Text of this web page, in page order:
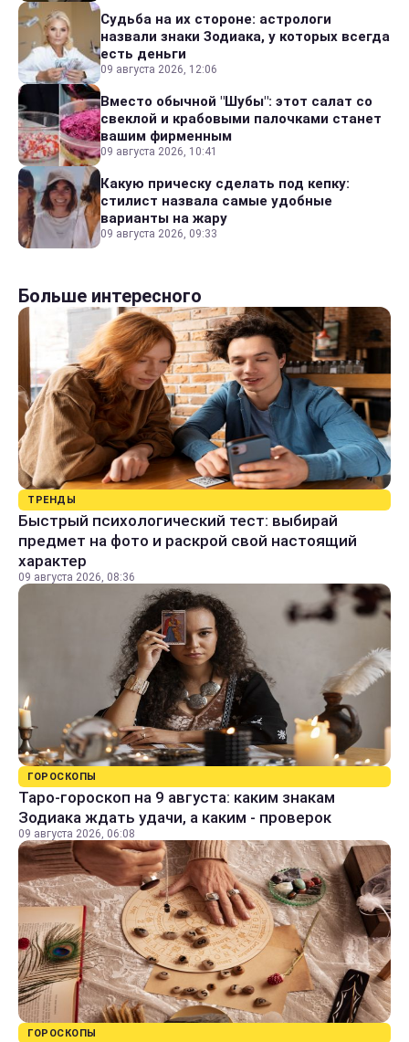
Судьба на их стороне: астрологи
назвали знаки Зодиака, у которых всегда
есть деньги
09 августа 2026, 12:06
Вместо обычной "Шубы": этот салат со
свеклой и крабовыми палочками станет
вашим фирменным
09 августа 2026, 10:41
Какую прическу сделать под кепку:
стилист назвала самые удобные
варианты на жару
09 августа 2026, 09:33
Больше интересного
ТРЕНДЫ
Быстрый психологический тест: выбирай
предмет на фото и раскрой свой настоящий
характер
09 августа 2026, 08:36
ГОРОСКОПЫ
Таро-гороскоп на 9 августа: каким знакам
Зодиака ждать удачи, а каким - проверок
09 августа 2026, 06:08
ГОРОСКОПЫ